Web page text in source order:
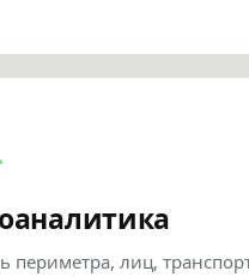
периметра, лиц,